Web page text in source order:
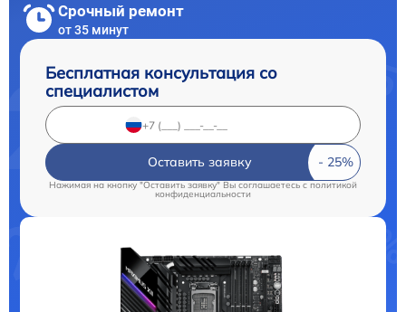
Срочный ремонт
от 35 минут
Бесплатная консультация со
специалистом
Оставить заявку
Нажимая на кнопку "Оставить заявку" Вы соглашаетесь c политикой
конфиденциальности